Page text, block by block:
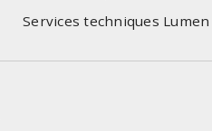
Services techniques Lumen